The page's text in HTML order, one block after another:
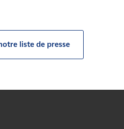
liste de presse